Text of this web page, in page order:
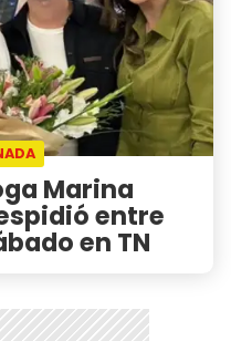
Marina
entre
en TN